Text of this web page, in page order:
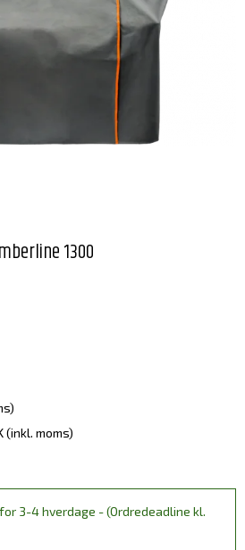
1300
(inkl. moms)
3-4 hverdage - (Ordredeadline kl.